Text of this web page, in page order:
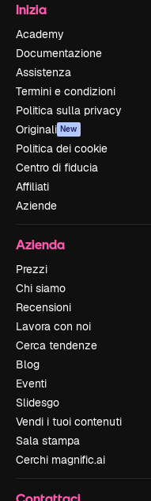
Inizia
Academy
Documentazione
Assistenza
Termini e condizioni
Politica sulla privacy
Originali New
Politica dei cookie
Centro di fiducia
Affiliati
Aziende
Azienda
Prezzi
Chi siamo
Recensioni
Lavora con noi
Cerca tendenze
Blog
Eventi
Slidesgo
Vendi i tuoi contenuti
Sala stampa
Cerchi magnific.ai